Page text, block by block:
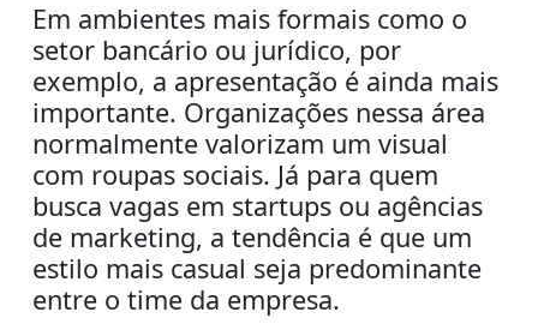
Em ambientes mais formais como o
setor bancário ou jurídico, por
exemplo, a apresentação é ainda mais
importante. Organizações nessa área
normalmente valorizam um visual
com roupas sociais. Já para quem
busca vagas em startups ou agências
de marketing, a tendência é que um
estilo mais casual seja predominante
entre o time da empresa.